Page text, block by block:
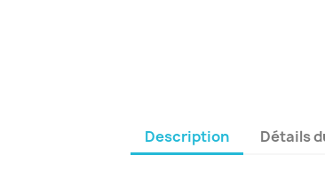
Description Détails